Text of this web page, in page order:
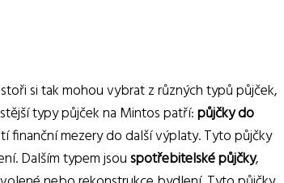
si tak mohou vybrat z různých typů půjček,
typy půjček na Mintos patří:půjčky do
finanční mezery do další výplaty. Tyto půjčky
Dalším typem jsouspotřebitelské půjčky,